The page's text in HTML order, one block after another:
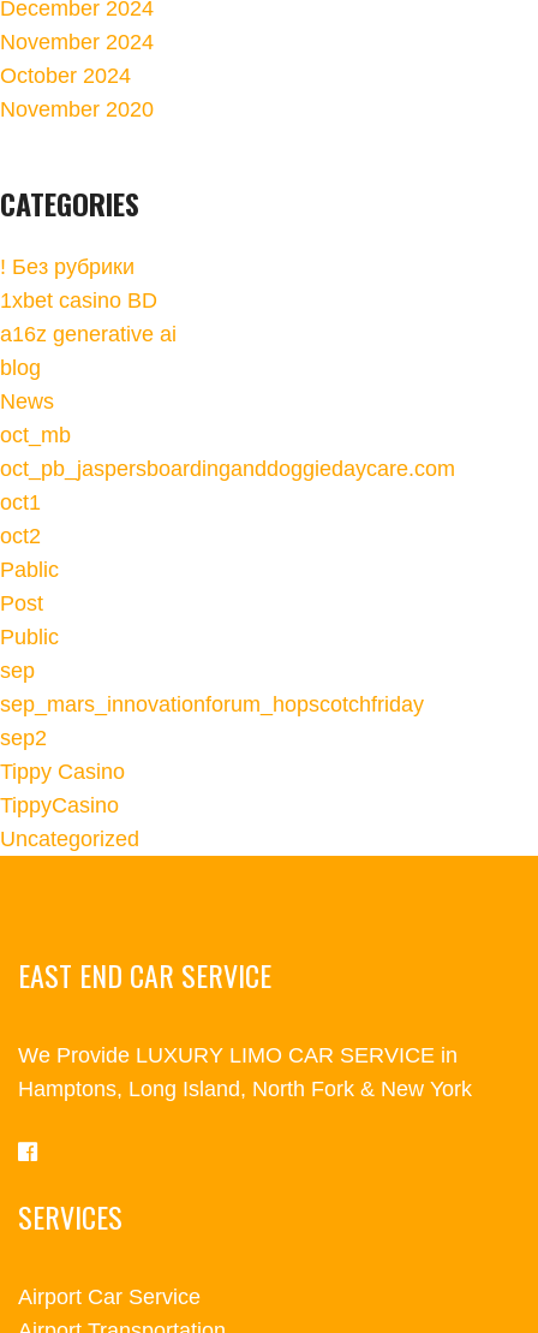
December 2024
November 2024
October 2024
November 2020
CATEGORIES
! Без рубрики
1xbet casino BD
a16z generative ai
blog
News
oct_mb
oct_pb_jaspersboardinganddoggiedaycare.com
oct1
oct2
Pablic
Post
Public
sep
sep_mars_innovationforum_hopscotchfriday
sep2
Tippy Casino
TippyCasino
Uncategorized
EAST END CAR SERVICE
We Provide LUXURY LIMO CAR SERVICE in
Hamptons, Long Island, North Fork & New York
SERVICES
Airport Car Service